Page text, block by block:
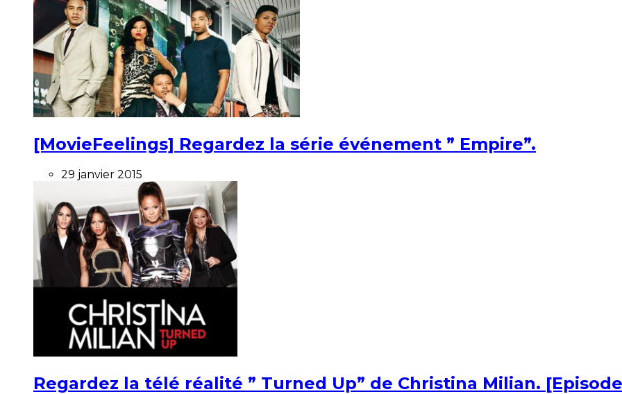
[MovieFeelings] Regardez la série événement ” Empire”.
29 janvier 2015
Regardez la télé réalité ” Turned Up” de Christina Milian.